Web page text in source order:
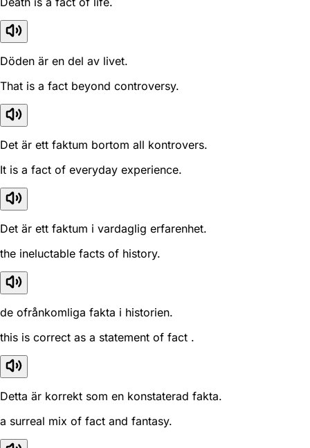
Döden är en del av livet.
That is a fact beyond controversy.
Det är ett faktum bortom all kontrovers.
It is a fact of everyday experience.
Det är ett faktum i vardaglig erfarenhet.
the ineluctable facts of history.
de ofrånkomliga fakta i historien.
this is correct as a statement of fact .
Detta är korrekt som en konstaterad fakta.
a surreal mix of fact and fantasy.